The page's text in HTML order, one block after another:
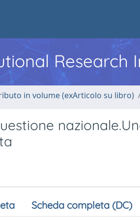
Research
in volume (exArticolo su libro)
Scheda completa (DC)